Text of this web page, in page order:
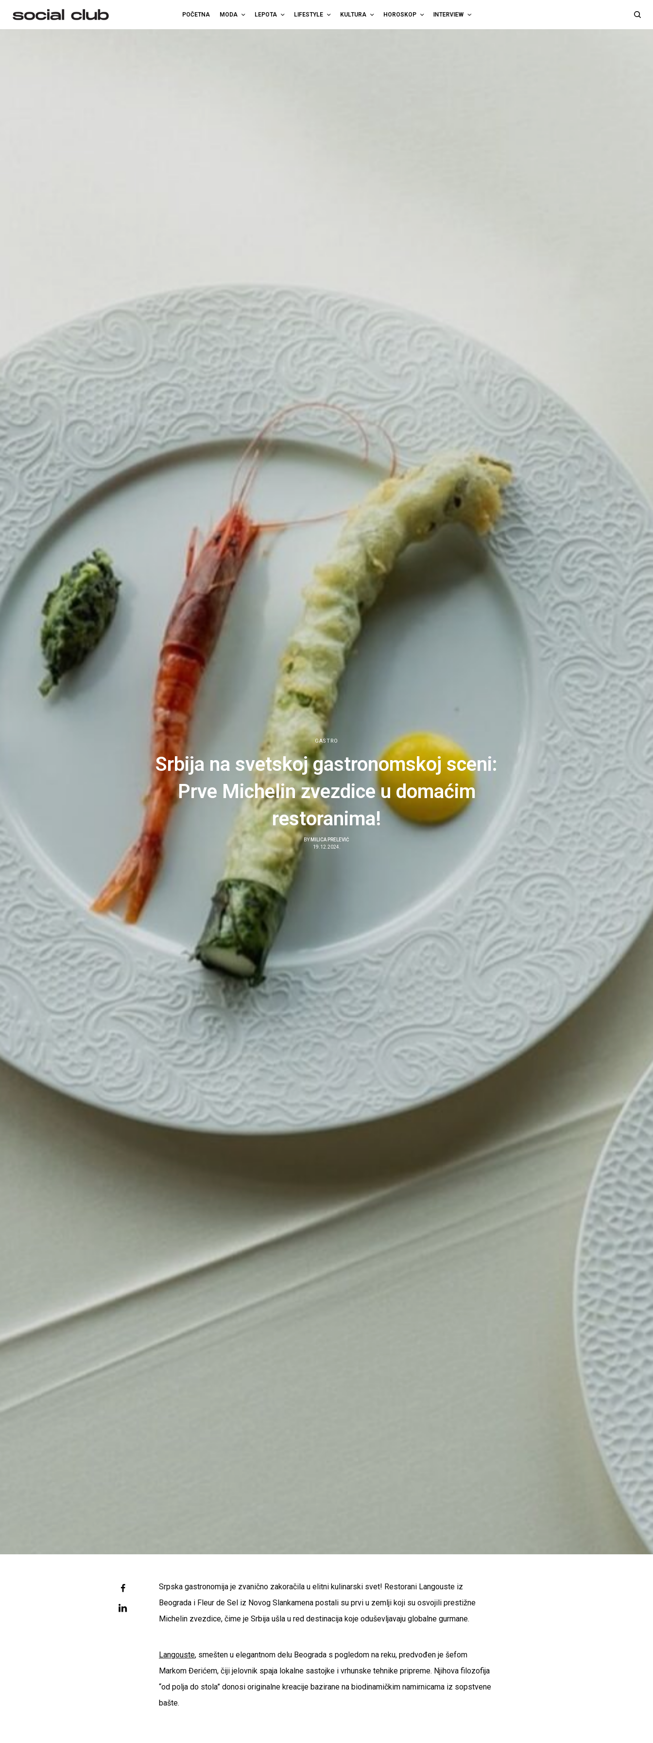
POČETNA MODA LEPOTA LIFESTYLE KULTURA HOROSKOP INTERVIEW
GASTRO
Srbija na svetskoj gastronomskoj sceni:
Prve Michelin zvezdice u domaćim
restoranima!
BY MILICA PRELEVIĆ
19.12.2024.
Srpska gastronomija je zvanično zakoračila u elitni kulinarski svet! Restorani Langouste iz
Beograda i Fleur de Sel iz Novog Slankamena postali su prvi u zemlji koji su osvojili prestižne
Michelin zvezdice, čime je Srbija ušla u red destinacija koje oduševljavaju globalne gurmane.
Langouste, smešten u elegantnom delu Beograda s pogledom na reku, predvođen je šefom
Markom Đerićem, čiji jelovnik spaja lokalne sastojke i vrhunske tehnike pripreme. Njihova filozofija
“od polja do stola” donosi originalne kreacije bazirane na biodinamičkim namirnicama iz sopstvene
bašte.